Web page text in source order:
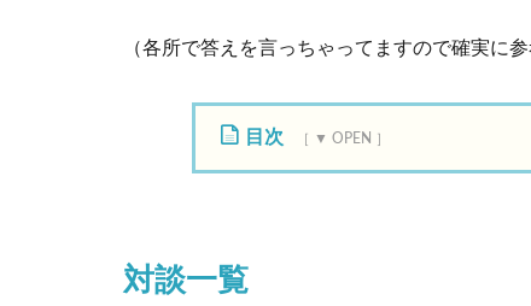
（各所で答えを言っちゃってますので確実に参
目次
一
覧
対談一覧